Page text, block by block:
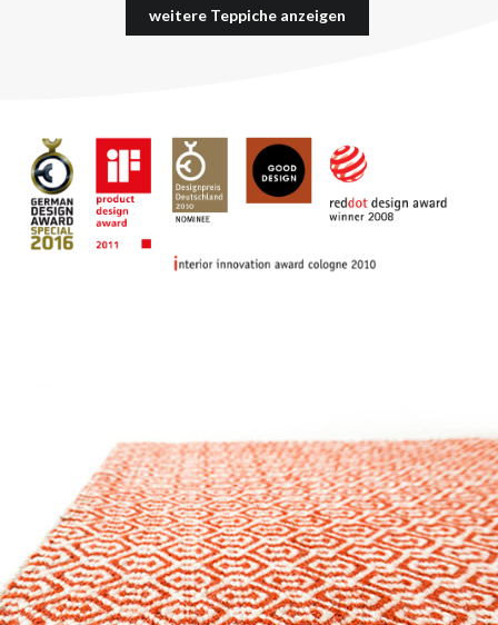
weitere Teppiche anzeigen